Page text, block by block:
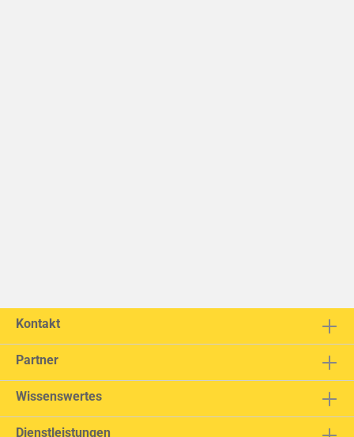
Kontakt
Partner
Wissenswertes
Dienstleistungen